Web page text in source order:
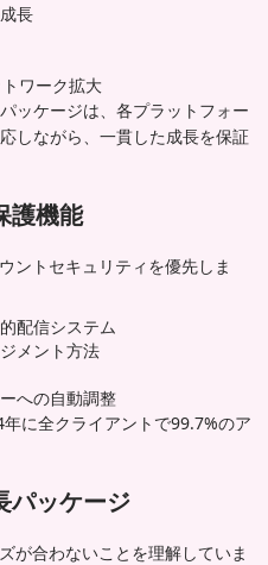
長
ワーク拡大
ッケージは、各プラットフォー
しながら、一貫した成長を保証
護機能
トセキュリティを優先しま
配信システム
メント方法
への自動調整
に全クライアントで99.7%のア
パッケージ
合わないことを理解していま